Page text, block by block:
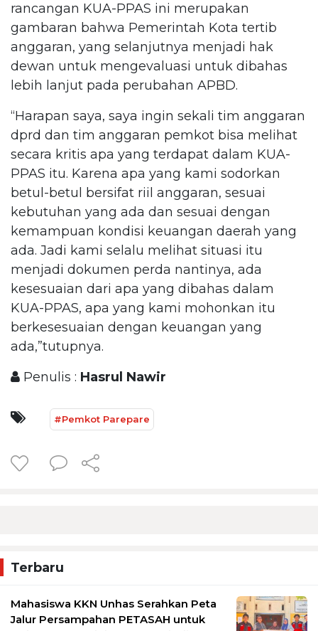
rancangan KUA-PPAS ini merupakan
gambaran bahwa Pemerintah Kota tertib
anggaran, yang selanjutnya menjadi hak
dewan untuk mengevaluasi untuk dibahas
lebih lanjut pada perubahan APBD.
“Harapan saya, saya ingin sekali tim anggaran
dprd dan tim anggaran pemkot bisa melihat
secara kritis apa yang terdapat dalam KUA-
PPAS itu. Karena apa yang kami sodorkan
betul-betul bersifat riil anggaran, sesuai
kebutuhan yang ada dan sesuai dengan
kemampuan kondisi keuangan daerah yang
ada. Jadi kami selalu melihat situasi itu
menjadi dokumen perda nantinya, ada
kesesuaian dari apa yang dibahas dalam
KUA-PPAS, apa yang kami mohonkan itu
berkesesuaian dengan keuangan yang
ada,”tutupnya.
Penulis : Hasrul Nawir
#Pemkot Parepare
Terbaru
Mahasiswa KKN Unhas Serahkan Peta
Jalur Persampahan PETASAH untuk